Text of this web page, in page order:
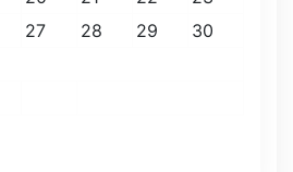
27 28 29
30